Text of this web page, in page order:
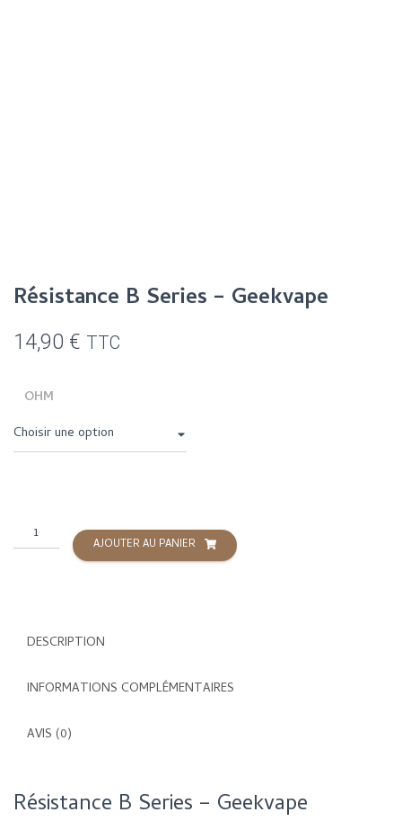
Résistance B Series – Geekvape
14,90 € TTC
OHM
quantité
de
Geekvape
AJOUTER AU PANIER
DESCRIPTION
INFORMATIONS COMPLÉMENTAIRES
AVIS (0)
Résistance B Series – Geekvape